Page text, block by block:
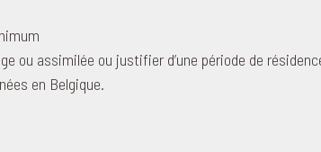
ou assimilée ou justifier d’une période de
en Belgique.